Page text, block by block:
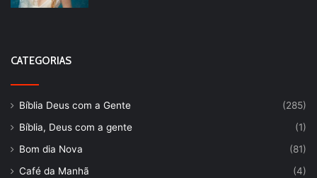
CATEGORIAS
Bíblia Deus com a Gente
(285)
Bíblia, Deus com a gente
(1)
Bom dia Nova
(81)
Café da Manhã
(4)